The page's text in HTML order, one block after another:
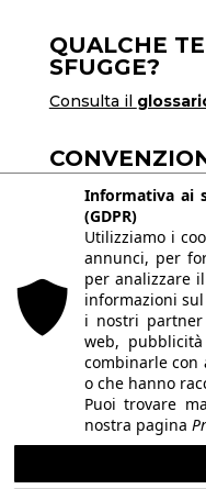
QUALCHE
SFUGGE?
Consulta il
Scopri i vantaggi
© 2026 Istituto
Enrico Caviglia 3,
-
P.IVA
REA MI-1415688 |
Le immagini del
rispettivi
Informativa ai
(GDPR)
Utilizziamo i
annunci, per
per analizzare
informazioni
i nostri
web,
combinarle
o che hanno
Puoi trovare
nostra pagina